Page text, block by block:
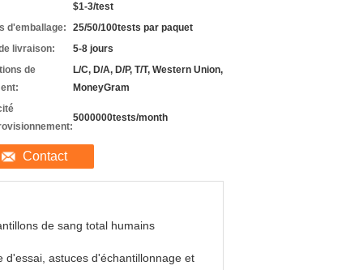
$1-3/test
d'emballage:
25/50/100tests par paquet
livraison:
5-8 jours
de
L/C, D/A, D/P, T/T, Western Union,
MoneyGram
5000000tests/month
Contact
de sang total humains
d'essai, astuces d'échantillonnage et